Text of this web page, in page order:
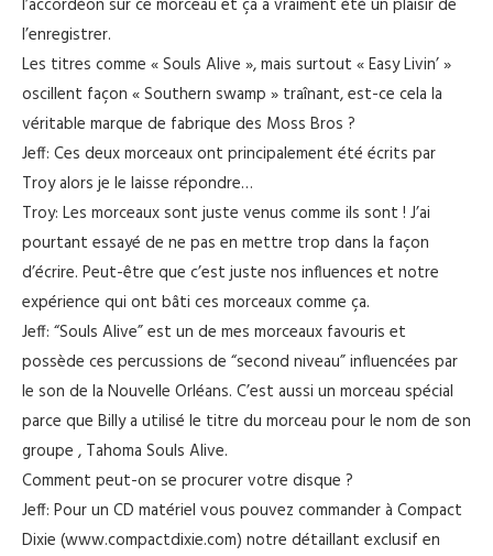
l’accordéon sur ce morceau et ça a vraiment été un plaisir de
l’enregistrer.
Les titres comme « Souls Alive », mais surtout « Easy Livin’ »
oscillent façon « Southern swamp » traînant, est-ce cela la
véritable marque de fabrique des Moss Bros ?
Jeff: Ces deux morceaux ont principalement été écrits par
Troy alors je le laisse répondre…
Troy: Les morceaux sont juste venus comme ils sont ! J’ai
pourtant essayé de ne pas en mettre trop dans la façon
d’écrire. Peut-être que c’est juste nos influences et notre
expérience qui ont bâti ces morceaux comme ça.
Jeff: “Souls Alive” est un de mes morceaux favouris et
possède ces percussions de “second niveau” influencées par
le son de la Nouvelle Orléans. C’est aussi un morceau spécial
parce que Billy a utilisé le titre du morceau pour le nom de son
groupe , Tahoma Souls Alive.
Comment peut-on se procurer votre disque ?
Jeff: Pour un CD matériel vous pouvez commander à Compact
Dixie (www.compactdixie.com) notre détaillant exclusif en